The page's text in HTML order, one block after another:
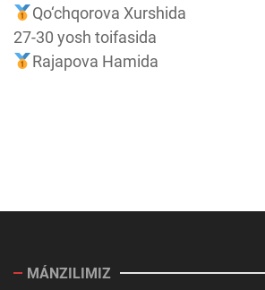
Qo‘chqorova Xurshida
27-30 yosh toifasida
Rajapova Hamida
MÁNZILIMIZ